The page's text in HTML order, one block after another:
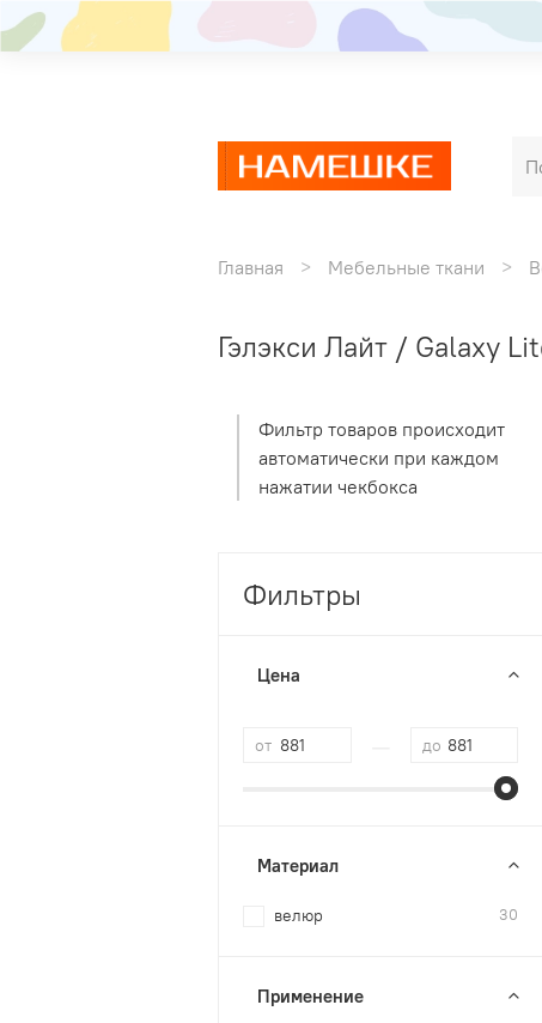
Главная Мебельные ткани
Гэлэкси Лайт / Galaxy
Фильтр товаров происходит
автоматически при каждом
нажатии чекбокса
Фильтры
Цена
от до
Материал
велюр 30
Применение